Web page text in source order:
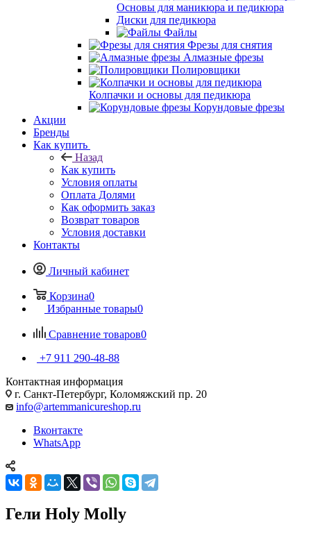
Основы для маникюра и педикюра
Диски для педикюра
Файлы
Фрезы для снятия
Алмазные фрезы
Полировщики
Колпачки и основы для педикюра
Корундовые фрезы
Акции
Бренды
Как купить
Назад
Как купить
Условия оплаты
Оплата Долями
Как оформить заказ
Возврат товаров
Условия доставки
Контакты
Личный кабинет
Корзина0
Избранные товары0
Сравнение товаров0
+7 911 290-48-88
Контактная информация
г. Санкт-Петербург, Коломяжский пр. 20
info@artemmanicureshop.ru
Вконтакте
WhatsApp
Гели Holy Molly